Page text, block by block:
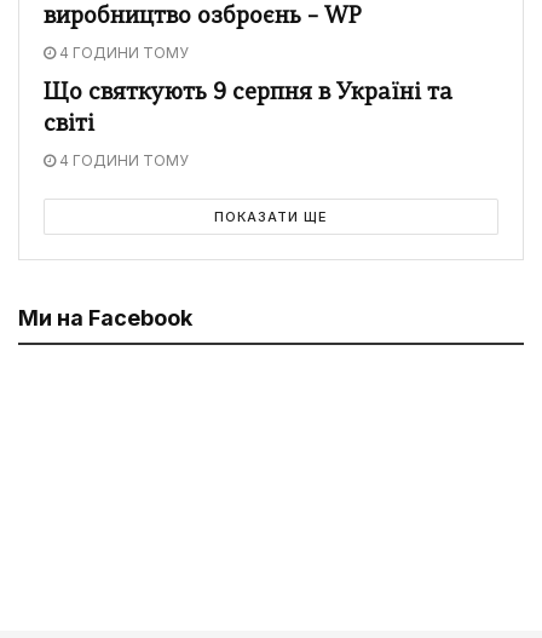
виробництво озброєнь – WP
4 ГОДИНИ ТОМУ
Що святкують 9 серпня в Україні та
світі
4 ГОДИНИ ТОМУ
ПОКАЗАТИ ЩЕ
Ми на Facebook